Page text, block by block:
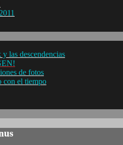
y las descendencias
de fotos
con el tiempo